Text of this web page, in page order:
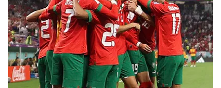
Herri-kirolak
Eskubaloia
Kirolak 360